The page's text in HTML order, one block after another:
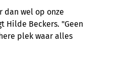
dan wel op onze
Hilde Beckers. "Geen
plek waar alles